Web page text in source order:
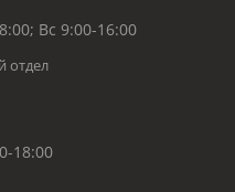
Вс 9:00-16:00
отдел
18:00